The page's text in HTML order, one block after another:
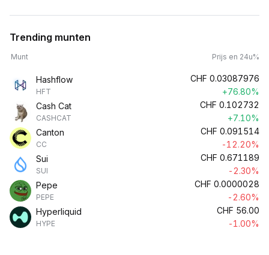
Trending munten
Munt Prijs en 24u%
Hashflow
HFT
CHF 0.03087976
+76.80%
Cash Cat
CASHCAT
CHF 0.102732
+7.10%
Canton
CC
CHF 0.091514
-12.20%
Sui
SUI
CHF 0.671189
-2.30%
Pepe
PEPE
CHF 0.0000028
-2.60%
Hyperliquid
HYPE
CHF 56.00
-1.00%